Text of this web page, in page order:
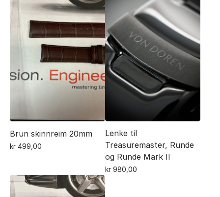
Brun skinnreim 20mm
kr 499,00
Lenke til
Treasuremaster, Runde
og Runde Mark II
kr 980,00